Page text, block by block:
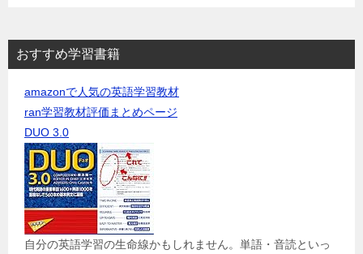
おすすめ学習書籍
amazonで人気の英語学習教材
ran学習教材評価まとめページ
DUO 3.0
自分の英語学習の生命線かもしれません。単語・音読といっ